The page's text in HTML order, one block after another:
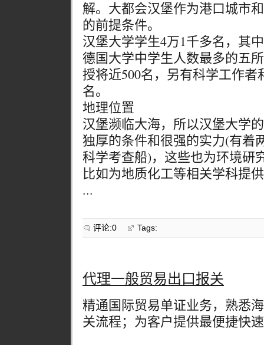
解。大都会汉堡作为港口城市
的前提条件。
汉堡大学学生4万1千多名，其
德国大学中学生人数最多的五
授将近500名，另有科学工作者
名。
地理位置
汉堡濒临大海，所以汉堡大学
独厚的条件和很强的实力(有着
科学考查船)，这些也为环境研
比如为地质化工等相关学科提
...
评论:0 Tags:
代理一般贸易出口报关
精通国际贸易单证业务，熟悉
关流程；为客户提供最便捷快